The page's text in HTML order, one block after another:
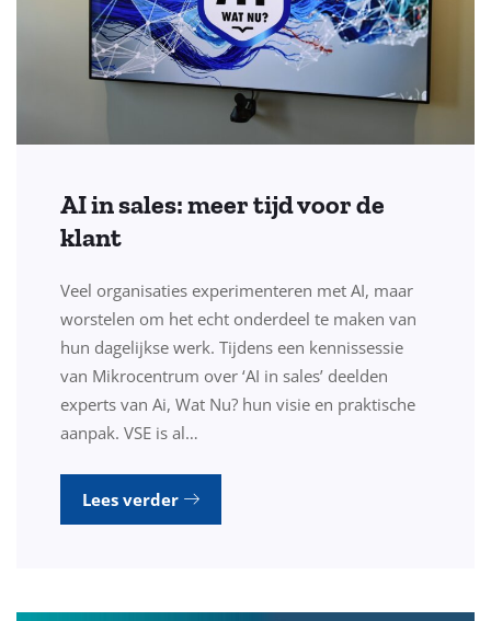
AI in sales: meer tijd voor de
klant
Veel organisaties experimenteren met AI, maar
worstelen om het echt onderdeel te maken van
hun dagelijkse werk. Tijdens een kennissessie
van Mikrocentrum over ‘AI in sales’ deelden
experts van Ai, Wat Nu? hun visie en praktische
aanpak. VSE is al…
Lees verder